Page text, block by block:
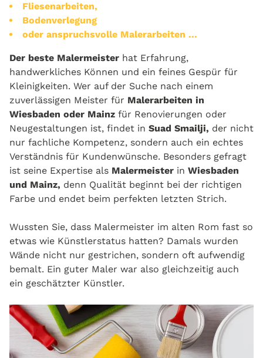
Fliesenarbeiten,
Bodenverlegung
oder anspruchsvolle Malerarbeiten ...
Der beste Malermeister hat Erfahrung,
handwerkliches Können und ein feines Gespür für
Kleinigkeiten. Wer auf der Suche nach einem
zuverlässigen Meister für Malerarbeiten in
Wiesbaden oder Mainz für Renovierungen oder
Neugestaltungen ist, findet in Suad Smailji, der nicht
nur fachliche Kompetenz, sondern auch ein echtes
Verständnis für Kundenwünsche. Besonders gefragt
ist seine Expertise als Malermeister in Wiesbaden
und Mainz, denn Qualität beginnt bei der richtigen
Farbe und endet beim perfekten letzten Strich.
Wussten Sie, dass Malermeister im alten Rom fast so
etwas wie Künstlerstatus hatten? Damals wurden
Wände nicht nur gestrichen, sondern oft aufwendig
bemalt. Ein guter Maler war also gleichzeitig auch
ein geschätzter Künstler.